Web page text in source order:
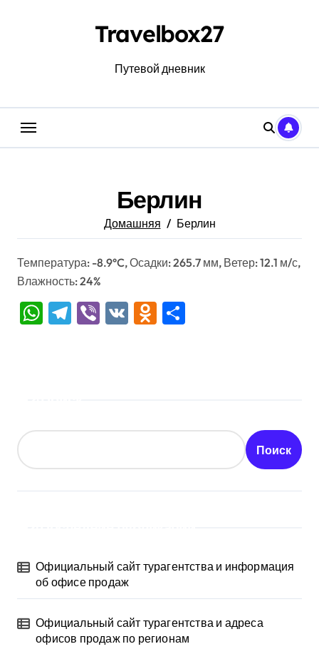
Travelbox27
Путевой дневник
Берлин
Домашняя Берлин
Температура: -8.9°C, Осадки: 265.7 мм, Ветер: 12.1 м/с,
Влажность: 24%
WhatsApp
Telegram
Viber
VK Odnoklassniki
Поиск
Официальный сайт турагентства и информация
об офисе продаж
Официальный сайт турагентства и адреса
офисов продаж по регионам